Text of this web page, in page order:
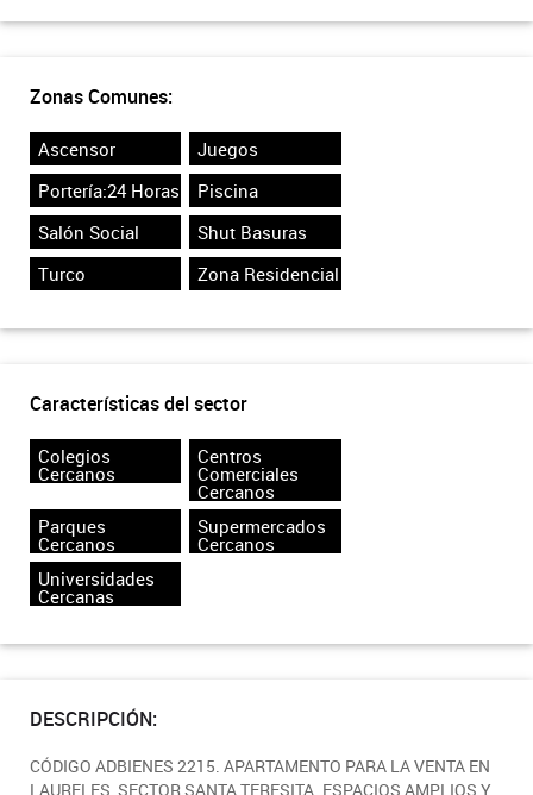
Zonas Comunes:
Ascensor
Juegos
Portería:24 Horas
Piscina
Salón Social
Shut Basuras
Turco
Zona Residencial
Características del sector
Colegios
Cercanos
Centros
Comerciales
Cercanos
Parques
Cercanos
Supermercados
Cercanos
Universidades
Cercanas
DESCRIPCIÓN:
CÓDIGO ADBIENES 2215. APARTAMENTO PARA LA VENTA EN
LAURELES, SECTOR SANTA TERESITA. ESPACIOS AMPLIOS Y